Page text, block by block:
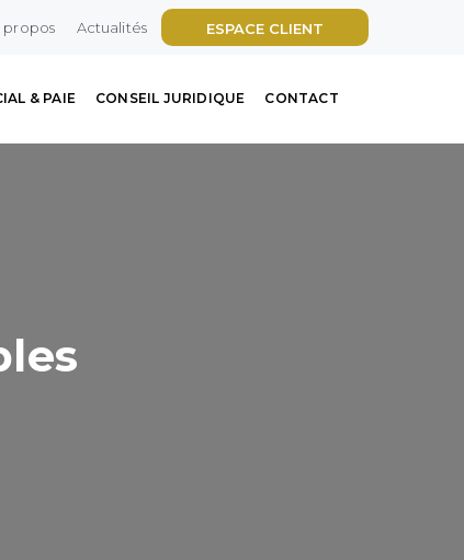
ESPACE CLIENT
propos Actualités
& PAIE CONSEIL JURIDIQUE CONTACT